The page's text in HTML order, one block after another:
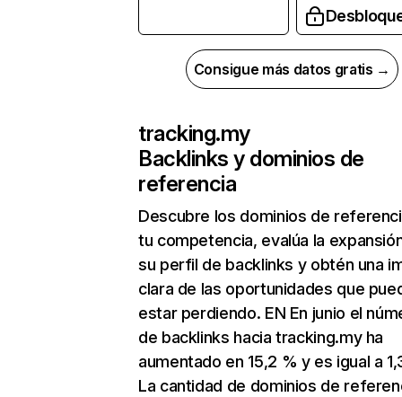
Consigue más datos gratis →
tracking.my
Backlinks y dominios de
referencia
Descubre los dominios de
tu competencia, evalúa la
su perfil de backlinks y obtén una
clara de las oportunidades que
estar perdiendo. EN En junio el
de backlinks hacia tracking.my ha
aumentado en 15,2 % y es igual a
La cantidad de dominios de